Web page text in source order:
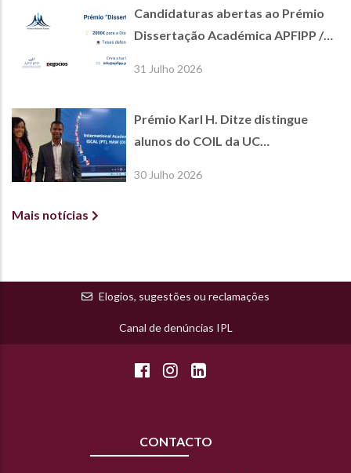
Candidaturas abertas ao Prémio
Dissertação Académica APFIPP /
31 Julho 2026
Prémio Karl H. Ditze distingue
alunos do COIL da UC
30 Julho 2026
Mais notícias
Elogios, sugestões ou reclamações
Canal de denúncias IPL
CONTACTO